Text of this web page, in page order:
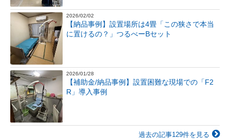
2026/02/02
【納品事例】設置場所は4畳「この狭さで本当
に置けるの？」つるべーBセット
2026/01/28
【補助金/納品事例】設置困難な現場での「F2
R」導入事例
過去の記事129件を見る